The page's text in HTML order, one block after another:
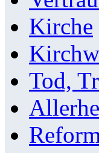
Kirche
Tod,